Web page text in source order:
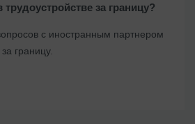
за границу?
с иностранным партнером
границу.